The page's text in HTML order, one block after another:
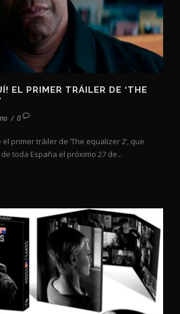
EL PRIMER TRÁILER DE ‘THE
/ 0
primer tráiler de ‘The equalizer 2’, que
toda España el próximo 27 de...